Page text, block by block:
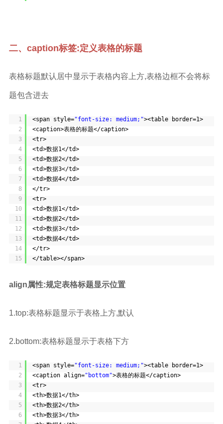
二、caption标签:定义表格的标题
表格标题默认居中显示于表格内容上方,表格边框不会将标
题包含进去
1
2
3
4
5
6
7
8
9
10
11
12
13
14
15
<span style="font-size: medium;"><table border=1>
<caption>表格的标题</caption>
<tr>
<td>数据1</td>
<td>数据2</td>
<td>数据3</td>
<td>数据4</td>
</tr>
<tr>
<td>数据1</td>
<td>数据2</td>
<td>数据3</td>
<td>数据4</td>
</tr>
</table></span>
align属性:规定表格标题显示位置
1.top:表格标题显示于表格上方,默认
2.bottom:表格标题显示于表格下方
1
2
3
4
5
6
<span style="font-size: medium;"><table border=1>
<caption align="bottom">表格的标题</caption>
<tr>
<th>数据1</th>
<th>数据2</th>
<th>数据3</th>